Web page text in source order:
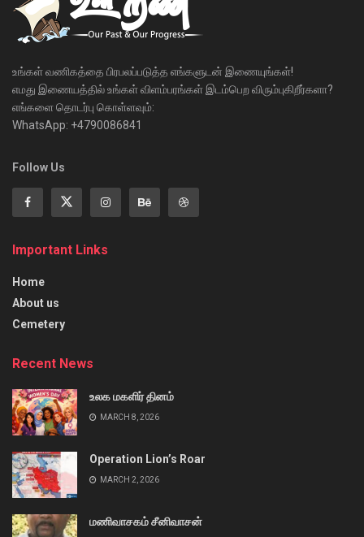
உங்கள் வணிகத்தை பிரபலப்படுத்த எங்களுடன் இணையுங்கள்!
எமது இணையத்தில் உங்கள் விளம்பரங்கள் இடம்பெற விரும்புகிறீர்களா?
எங்களை தொடர்பு கொள்ளவும்:
WhatsApp: +4790086841
Follow Us
Important Links
Home
About us
Cemetery
Recent News
உலக மகளிர் தினம்
MARCH 8, 2026
Operation Lion’s Roar
MARCH 2, 2026
மணிவாசகம் சீனிவாசன்